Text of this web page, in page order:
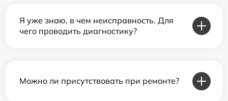
Я уже знаю, в чем неисправность. Для
чего проводить диагностику?
Можно ли присутствовать при ремонте?